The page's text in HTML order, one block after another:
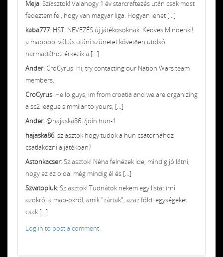
Meja: Sziasztok! Valahogy 1 év starcraftezés után csak most
fedeztem fel, hogy van magyar liga. Hogyan lehet [...]
kaba777: HST: NEVEZÉS új játékosoknak. Kedves Mindenki!
a mappool váltás utáni szünetet követően utolsó
harmadához érkezik a [...]
Ander: CroCyrus: Hi, try contacting our Nation Wars team
members.
CroCyrus: Hello guys, im from croatia and we are organizing
a sc2 league simmilar to yours, [...]
Ander: @hajaska86: /join hun-1
hajaska86: sziasztok hogy tudok a hun csatornához
csatlakozni a játékban?
Astonkacser: Sziasztok! Néha felnézek ide, mindig jó látni,
hogy ez az oldal még mindig él és [...]
Szvatopluk: Sziasztok! Tudnátok nekem egy listát írni
azokról a map-okról, amik "zártak", azaz földi egységeket
csak [...]
Log in to post a comment.